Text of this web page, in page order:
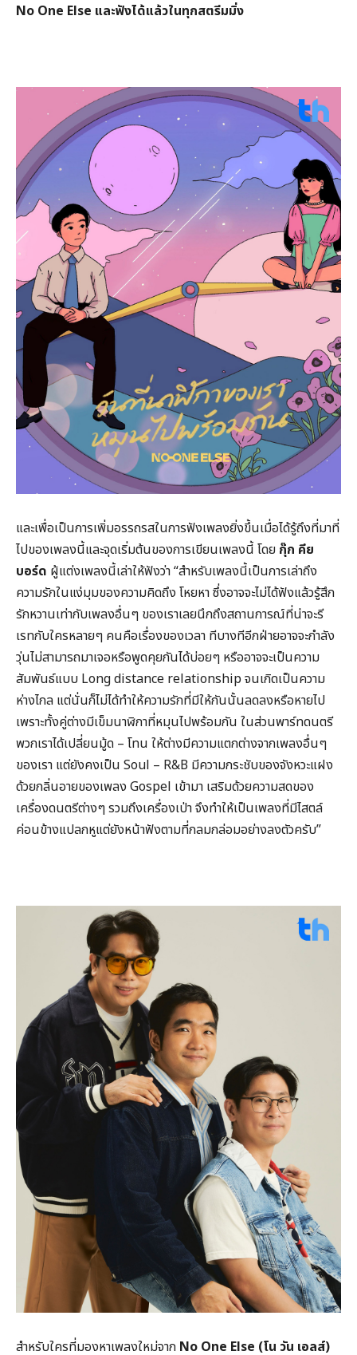
No One Else และฟังได้แล้วในทุกสตรีมมิ่ง
และเพื่อเป็นการเพิ่มอรรถรสในการฟังเพลงยิ่งขึ้นเมื่อได้รู้ถึงที่มาที่
ไปของเพลงนี้และจุดเริ่มต้นของการเขียนเพลงนี้ โดย กุ๊ก คีย
บอร์ด ผู้แต่งเพลงนี้เล่าให้ฟังว่า “สำหรับเพลงนี้เป็นการเล่าถึง
ความรักในแง่มุมของความคิดถึง โหยหา ซึ่งอาจจะไม่ได้ฟังแล้วรู้สึก
รักหวานเท่ากับเพลงอื่นๆ ของเราเลยนึกถึงสถานการณ์ที่น่าจะรี
เรทกับใครหลายๆ คนคือเรื่องของเวลา ทีบางทีอีกฝ่ายอาจจะกำลัง
วุ่นไม่สามารถมาเจอหรือพูดคุยกันได้บ่อยๆ หรืออาจจะเป็นความ
สัมพันธ์แบบ Long distance relationship จนเกิดเป็นความ
ห่างไกล แต่นั่นก็ไม่ได้ทำให้ความรักที่มีให้กันนั้นลดลงหรือหายไป
เพราะทั้งคู่ต่างมีเข็มนาฬิกาที่หมุนไปพร้อมกัน ในส่วนพาร์ทดนตรี
พวกเราได้เปลี่ยนมู้ด – โทน ให้ต่างมีความแตกต่างจากเพลงอื่นๆ
ของเรา แต่ยังคงเป็น Soul – R&B มีความกระชับของจังหวะแฝง
ด้วยกลิ่นอายของเพลง Gospel เข้ามา เสริมด้วยความสดของ
เครื่องดนตรีต่างๆ รวมถึงเครื่องเป่า จึงทำให้เป็นเพลงที่มีไสตล์
ค่อนข้างแปลกหูแต่ยังหน้าฟังตามที่กลมกล่อมอย่างลงตัวครับ”
สำหรับใครที่มองหาเพลงใหม่จาก No One Else (โน วัน เอลส์)